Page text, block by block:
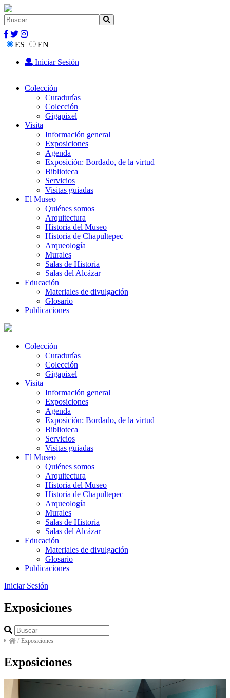
ES
EN
Iniciar Sesión
Colección
Curadurías
Colección
Gigapixel
Visita
Información general
Exposiciones
Agenda
Exposición: Bordado, de la virtud
Biblioteca
Servicios
Visitas guiadas
El Museo
Quiénes somos
Arquitectura
Historia del Museo
Historia de Chapultepec
Arqueología
Murales
Salas de Historia
Salas del Alcázar
Educación
Materiales de divulgación
Glosario
Publicaciones
Colección
Curadurías
Colección
Gigapixel
Visita
Información general
Exposiciones
Agenda
Exposición: Bordado, de la virtud
Biblioteca
Servicios
Visitas guiadas
El Museo
Quiénes somos
Arquitectura
Historia del Museo
Historia de Chapultepec
Arqueología
Murales
Salas de Historia
Salas del Alcázar
Educación
Materiales de divulgación
Glosario
Publicaciones
Iniciar Sesión
Exposiciones
/ Exposiciones
Exposiciones